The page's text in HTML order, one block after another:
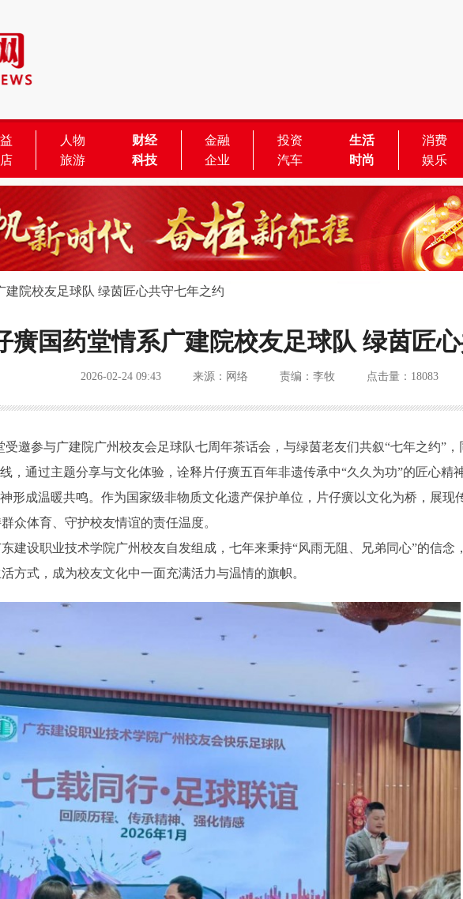
人物 财经 金融 投资 生活 消费
旅游 科技 企业 汽车 时尚 娱乐
建院校友足球队 绿茵匠心共守七年之约
癀国药堂情系广建院校友足球队 绿茵匠
2026-02-24 09:43 来源：网络 责编：李牧 点击量：18083
受邀参与广建院广州校友会足球队七周年茶话会，与绿茵老友们共叙“七年之约”，
，通过主题分享与文化体验，诠释片仔癀五百年非遗传承中“久久为功”的匠心精
形成温暖共鸣。作为国家级非物质文化遗产保护单位，片仔癀以文化为桥，展现
众体育、守护校友情谊的责任温度。
建设职业技术学院广州校友自发组成，七年来秉持“风雨无阻、兄弟同心”的信念
方式，成为校友文化中一面充满活力与温情的旗帜。